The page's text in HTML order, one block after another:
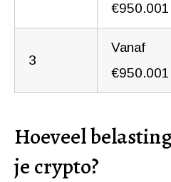
€950.001
3
Vanaf
€950.001
Hoeveel
je crypto?